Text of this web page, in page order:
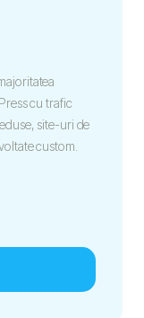
cu trafic
site-uri de
custom.